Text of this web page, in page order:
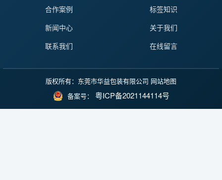
合作案例
标签知识
新闻中心
关于我们
联系我们
在线留言
版权所有：东莞市华益包装有限公司 网站地图
备案号： 粤ICP备2021144114号